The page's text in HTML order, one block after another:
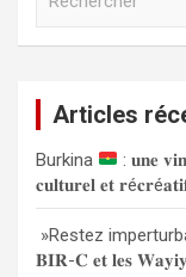
c
h
e
r
Articles
Burkina
: 𝐮𝐧𝐞
𝐜𝐮𝐥𝐭𝐮𝐫𝐞𝐥 𝐞𝐭
»Restez
𝐁𝐈𝐑-𝐂 𝐞𝐭 𝐥𝐞𝐬